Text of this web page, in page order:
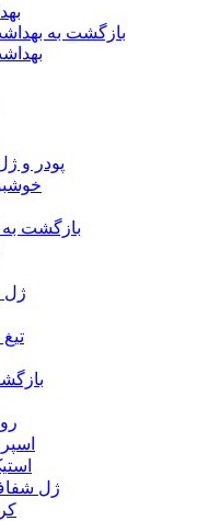
بازگشت به
پودر و
بازگشت به
ژل
ژل